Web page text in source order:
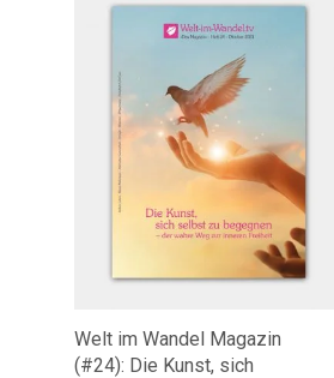
Welt im Wandel Magazin
(#24): Die Kunst, sich